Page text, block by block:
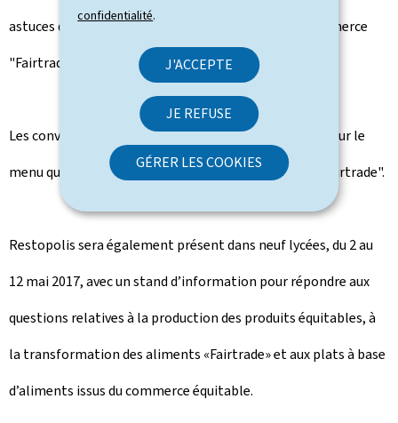
confidentialité.
J'ACCEPTE
JE REFUSE
GÉRER LES COOKIES
astuces qui permettent au lecteur de soutenir le commerce
"Fairtrade".
Les convives trouveront chaque jour au moins un plat sur le
menu qui contient des produits issus du commerce "Fairtrade".
Restopolis sera également présent dans neuf lycées, du 2 au
12 mai 2017, avec un stand d’information pour répondre aux
questions relatives à la production des produits équitables, à
la transformation des aliments «Fairtrade» et aux plats à base
d’aliments issus du commerce équitable.